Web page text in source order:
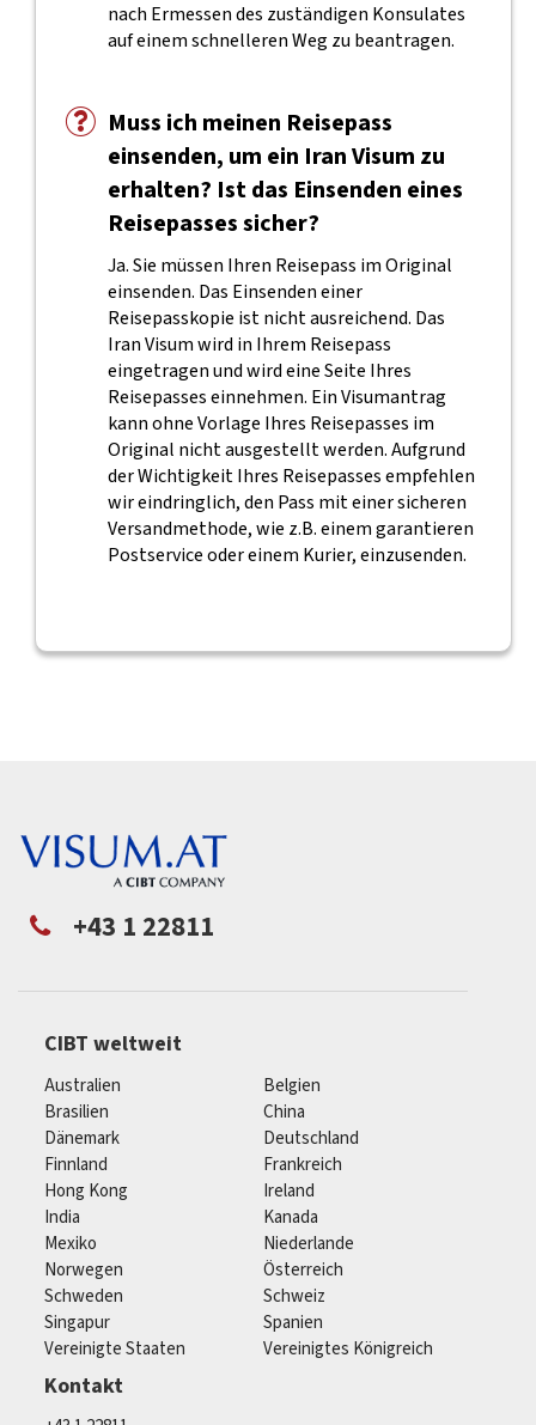
nach Ermessen des zuständigen Konsulates
auf einem schnelleren Weg zu beantragen.
Muss ich meinen Reisepass
einsenden, um ein Iran Visum zu
erhalten? Ist das Einsenden eines
Reisepasses sicher?
Ja. Sie müssen Ihren Reisepass im Original
einsenden. Das Einsenden einer
Reisepasskopie ist nicht ausreichend. Das
Iran Visum wird in Ihrem Reisepass
eingetragen und wird eine Seite Ihres
Reisepasses einnehmen. Ein Visumantrag
kann ohne Vorlage Ihres Reisepasses im
Original nicht ausgestellt werden. Aufgrund
der Wichtigkeit Ihres Reisepasses empfehlen
wir eindringlich, den Pass mit einer sicheren
Versandmethode, wie z.B. einem garantieren
Postservice oder einem Kurier, einzusenden.
+43 1 22811
CIBT weltweit
Australien
Belgien
Brasilien
China
Dänemark
Deutschland
Finnland
Frankreich
Hong Kong
Ireland
India
Kanada
Mexiko
Niederlande
Norwegen
Österreich
Schweden
Schweiz
Singapur
Spanien
Vereinigte Staaten
Vereinigtes Königreich
Kontakt